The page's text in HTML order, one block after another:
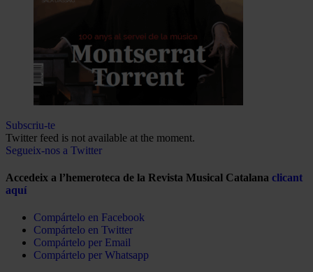
Subscriu-te
Twitter feed is not available at the moment.
Segueix-nos a Twitter
Accedeix a l’hemeroteca de la Revista Musical Catalana clicant
aquí
Compártelo en Facebook
Compártelo en Twitter
Compártelo per Email
Compártelo per Whatsapp